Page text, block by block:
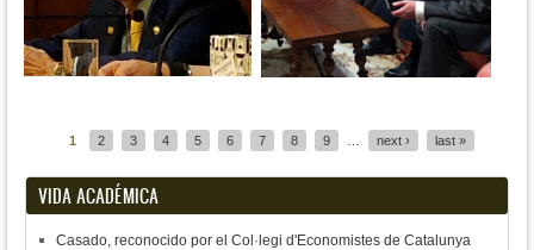
1 2 3 4 5 6 7 8 9 next › last »
VIDA ACADÉMICA
Casado, reconocido por el Col·legi d'Economistes de Catalunya